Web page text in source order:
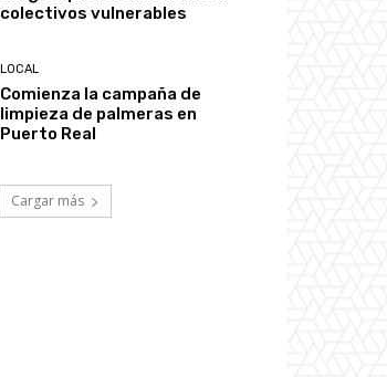
colectivos vulnerables
LOCAL
Comienza la campaña de
limpieza de palmeras en
Puerto Real
Cargar más